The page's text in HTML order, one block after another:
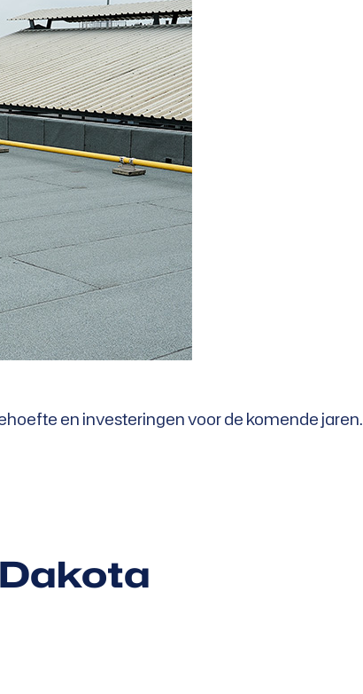
en investeringen voor de komende jaren.